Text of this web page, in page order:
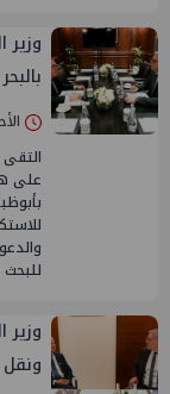
الأحد 02/
للبحث
وزير